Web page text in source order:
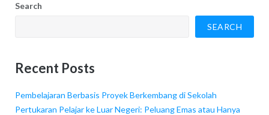
Search
SEARCH
Recent Posts
Pembelajaran Berbasis Proyek Berkembang di Sekolah
Pertukaran Pelajar ke Luar Negeri: Peluang Emas atau Hanya